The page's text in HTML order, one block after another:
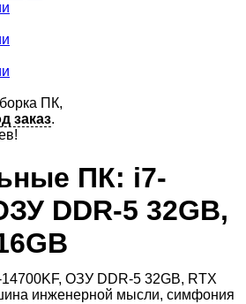
ПК,
заказ.
ПК: i7-
DDR-5 32GB,
ОЗУ DDR-5 32GB, RTX
инженерной мысли, симфония